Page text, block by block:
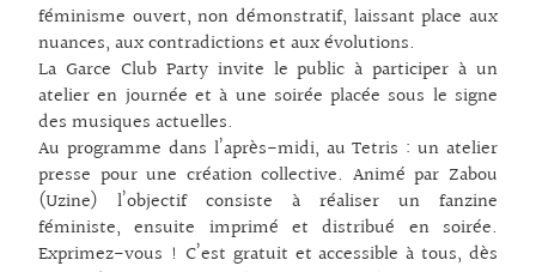
féminisme ouvert, non démonstratif, laissant place aux
nuances, aux contradictions et aux évolutions.
La Garce Club Party invite le public à participer à un
atelier en journée et à une soirée placée sous le signe
des musiques actuelles.
Au programme dans l’après-midi, au Tetris : un atelier
presse pour une création collective. Animé par Zabou
(Uzine) l’objectif consiste à réaliser un fanzine
féministe, ensuite imprimé et distribué en soirée.
Exprimez-vous ! C’est gratuit et accessible à tous, dès